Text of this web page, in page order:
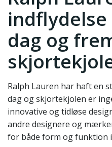
dag og
Ralph Lauren har haft en
dag og skjortekjolen er
innovative og tidløse
andre designere og
for både form og funktion